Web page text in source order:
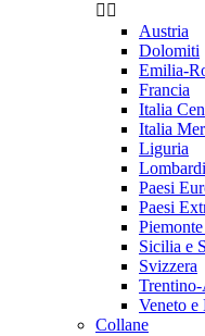
 
Austria
Dolomiti
Emilia-
Francia
Italia
Italia
Liguria
Paesi
Paesi
Sicilia e
Svizzera
Veneto e
Collane